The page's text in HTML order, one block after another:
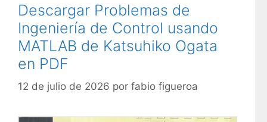
í
a
s
t
a
s
Descargar Problemas de
Ingeniería de Control usando
MATLAB de Katsuhiko Ogata
en PDF
12 de julio de 2026 por fabio figueroa